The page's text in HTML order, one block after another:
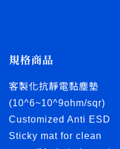
規格商品
客製化抗靜電黏塵墊
(10^6~10^9ohm/sqr)
Customized Anti ESD
Sticky mat for clean